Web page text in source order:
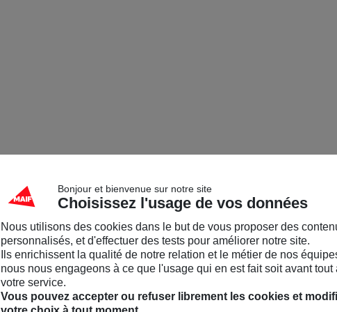
Bonjour et bienvenue sur notre site
Choisissez l'usage de vos données
Nous utilisons des cookies dans le but de vous proposer des
personnalisés, et d'effectuer des tests pour améliorer notre site.
Ils enrichissent la qualité de notre relation et le métier de nos
nous nous engageons à ce que l'usage qui en est fait soit avant tout
votre service.
Vous pouvez accepter ou refuser librement les cookies et